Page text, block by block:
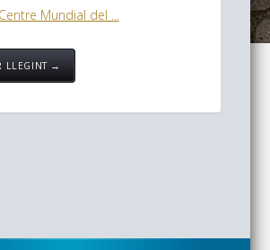
Centre Mundial del ...
LLEGINT →